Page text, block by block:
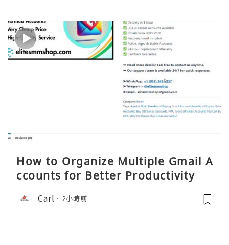
How to Organize Multiple Gmail A
ccounts for Better Productivity
Carl 2小時前